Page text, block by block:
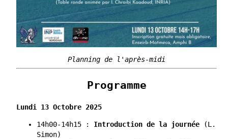
Planning de l'après-midi
Programme
Lundi 13 Octobre 2025
14h00-14h15 : Introduction de la journée (L.
Simon)